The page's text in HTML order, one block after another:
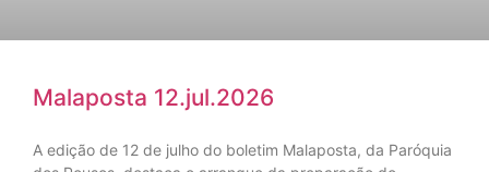
Malaposta 12.jul.2026
A edição de 12 de julho do boletim Malaposta, da Paróquia